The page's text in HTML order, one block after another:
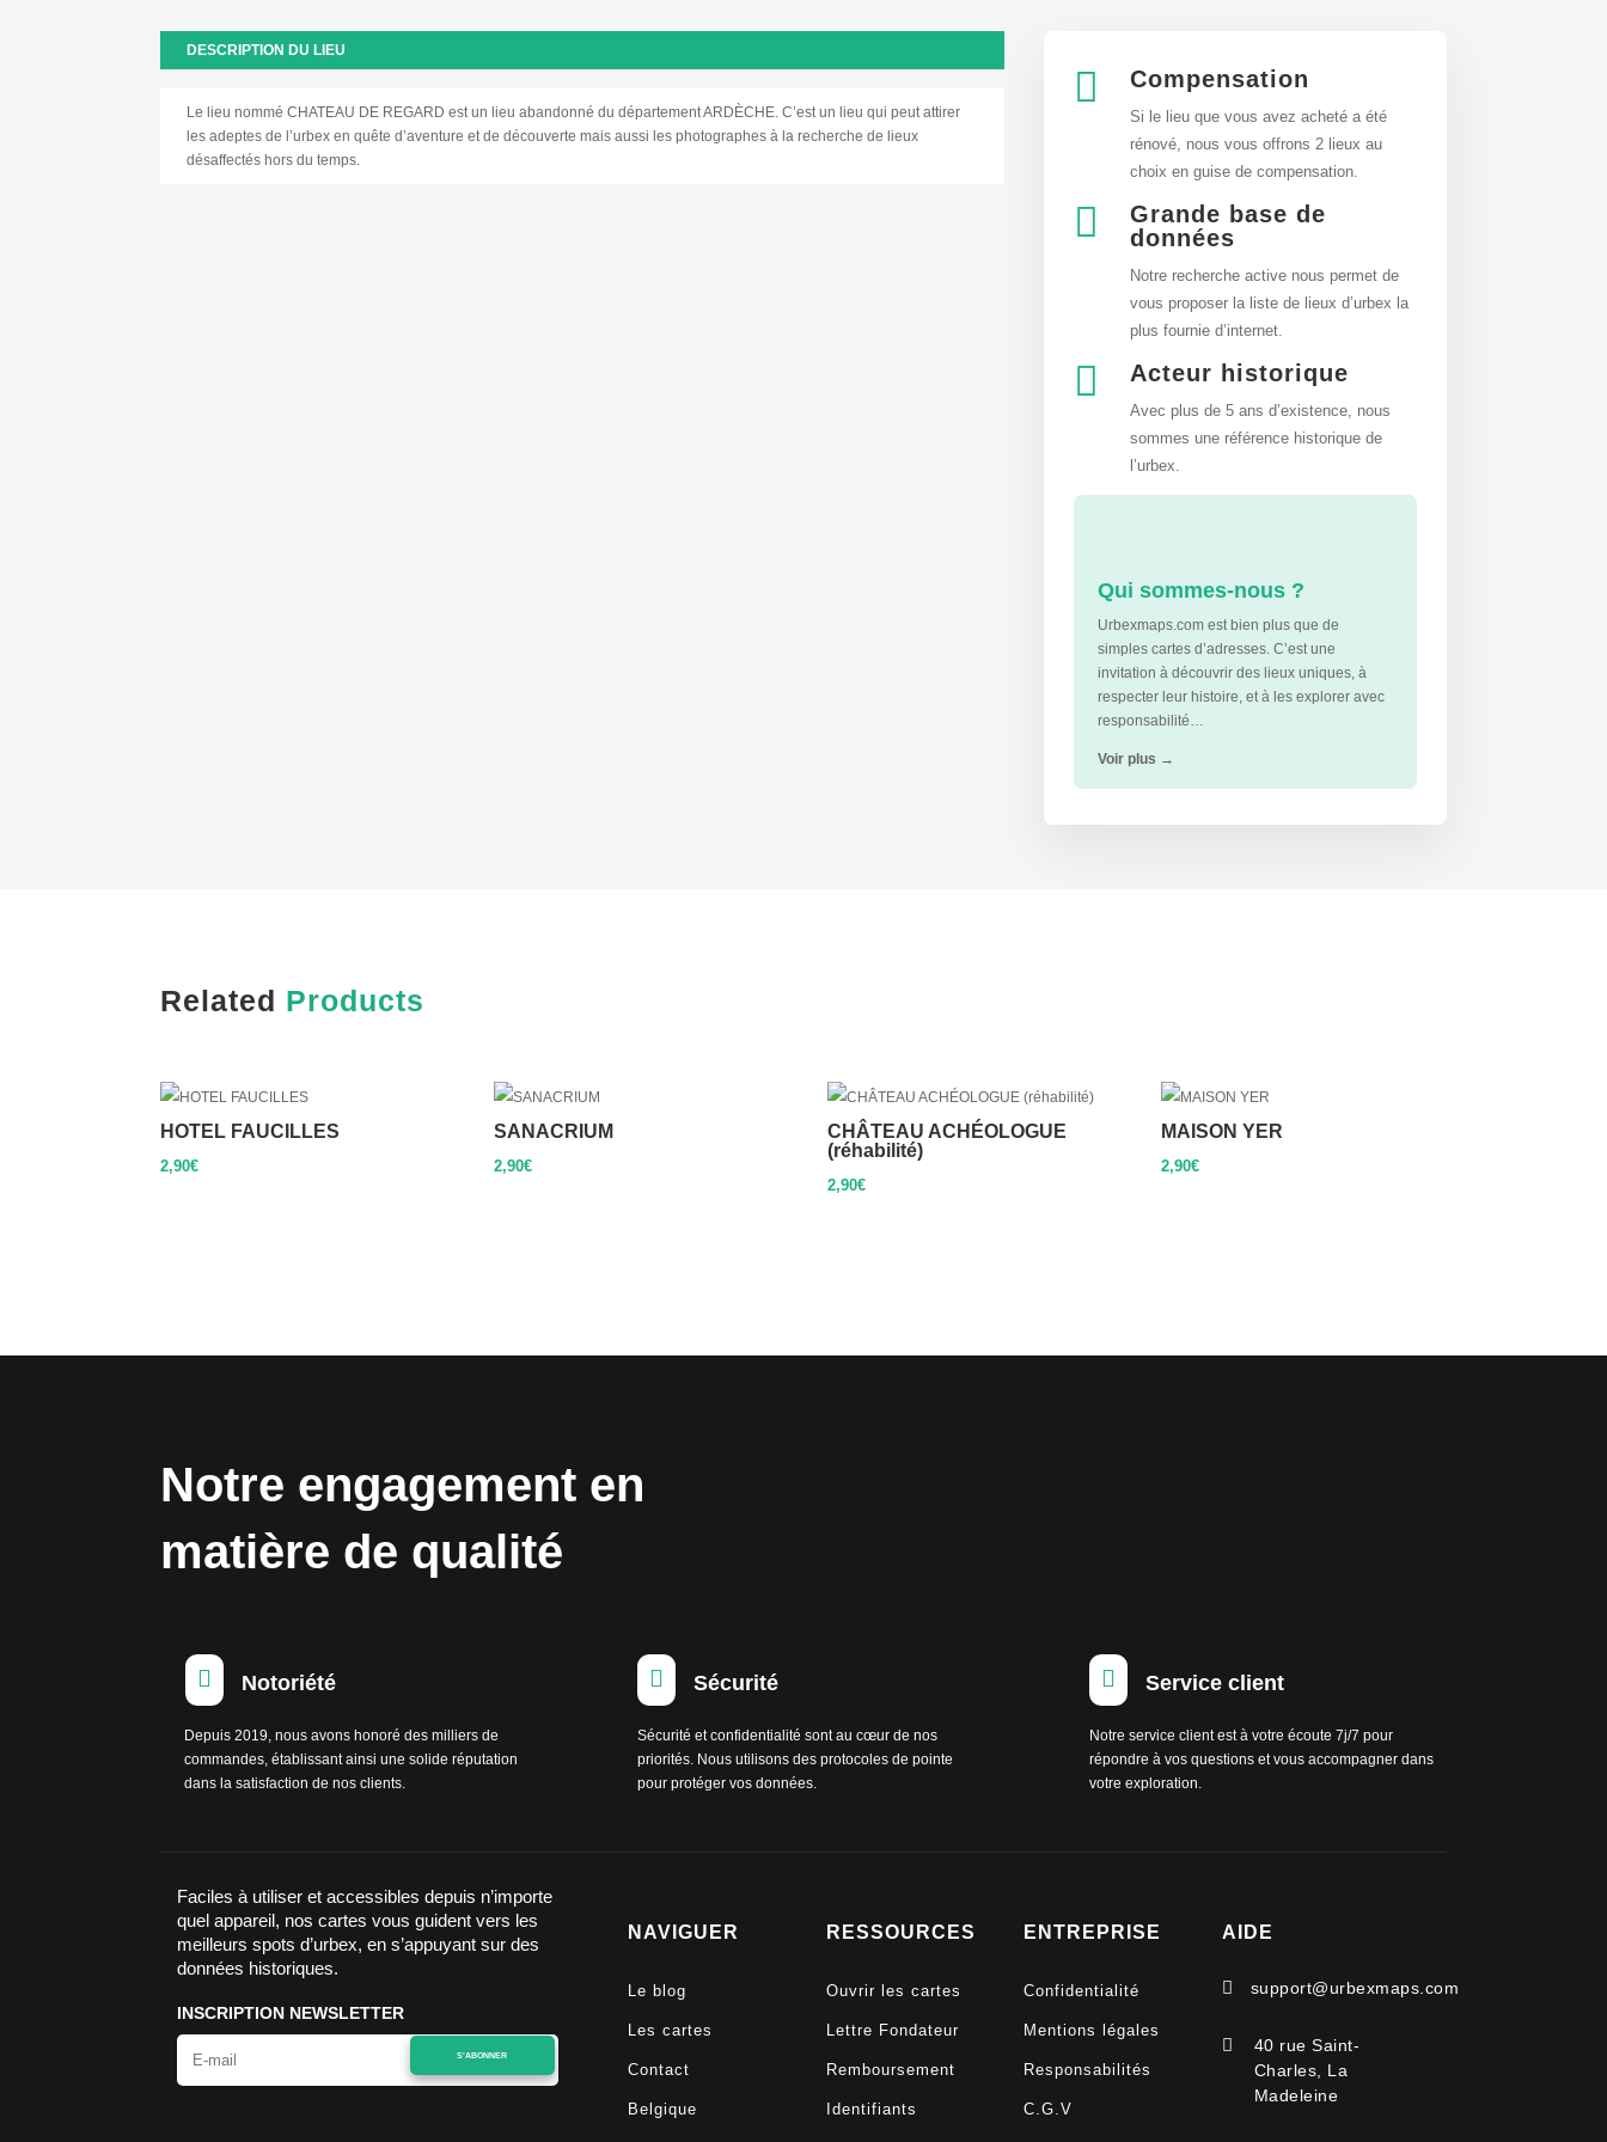
DESCRIPTION DU LIEU
Le lieu nommé CHATEAU DE REGARD est un lieu abandonné du département ARDÈCHE. C’est un lieu qui peut attirer
les adeptes de l’urbex en quête d’aventure et de découverte mais aussi les photographes à la recherche de lieux
désaffectés hors du temps.
 Compensation
Si le lieu que vous avez acheté a été
rénové, nous vous offrons 2 lieux au
choix en guise de compensation.

Grande base de
données
Notre recherche active nous permet de
vous proposer la liste de lieux d’urbex la
plus fournie d’internet.
 Acteur historique
Avec plus de 5 ans d’existence, nous
sommes une référence historique de
l’urbex.
Qui sommes-nous ?
Urbexmaps.com est bien plus que de
simples cartes d’adresses. C’est une
invitation à découvrir des lieux uniques, à
respecter leur histoire, et à les explorer avec
responsabilité…
Voir plus →
Related Products
HOTEL FAUCILLES
2,90€
SANACRIUM
2,90€
CHÂTEAU ACHÉOLOGUE
(réhabilité)
2,90€
MAISON YER
2,90€
Notre engagement en
matière de qualité
 Notoriété
Depuis 2019, nous avons honoré des milliers de
commandes, établissant ainsi une solide réputation
dans la satisfaction de nos clients.
 Sécurité
Sécurité et confidentialité sont au cœur de nos
priorités. Nous utilisons des protocoles de pointe
pour protéger vos données.
 Service client
Notre service client est à votre écoute 7j/7 pour
répondre à vos questions et vous accompagner dans
votre exploration.
Faciles à utiliser et accessibles depuis n’importe
quel appareil, nos cartes vous guident vers les
meilleurs spots d’urbex, en s’appuyant sur des
données historiques.
INSCRIPTION NEWSLETTER
S'ABONNER
NAVIGUER
Le blog
Les cartes
Contact
Belgique
RESSOURCES
Ouvrir les cartes
Lettre Fondateur
Remboursement
Identifiants
ENTREPRISE
Confidentialité
Mentions légales
Responsabilités
C.G.V
AIDE
 support@urbexmaps.com

40 rue Saint-
Charles, La
Madeleine